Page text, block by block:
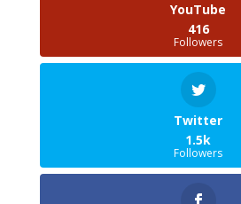
YouTube
416
Followers
Twitter
1.5k
Followers